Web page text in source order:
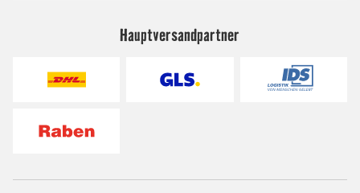
Hauptversandpartner